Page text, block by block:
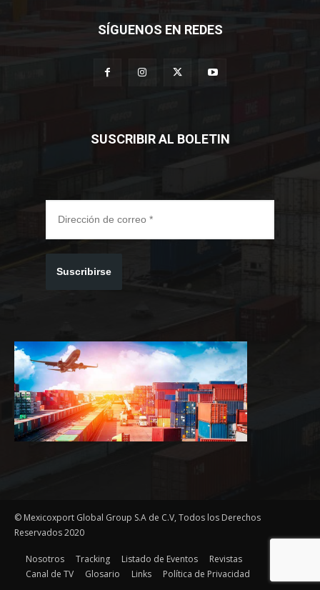
SÍGUENOS EN REDES
SUSCRIBIR AL BOLETIN
Suscribirse
© Mexicoxport Global Group S.A de C.V, Todos los Derechos
Reservados 2020
Nosotros Tracking Listado de Eventos
Revistas
Canal de TV
Glosario Links Política de Privacidad